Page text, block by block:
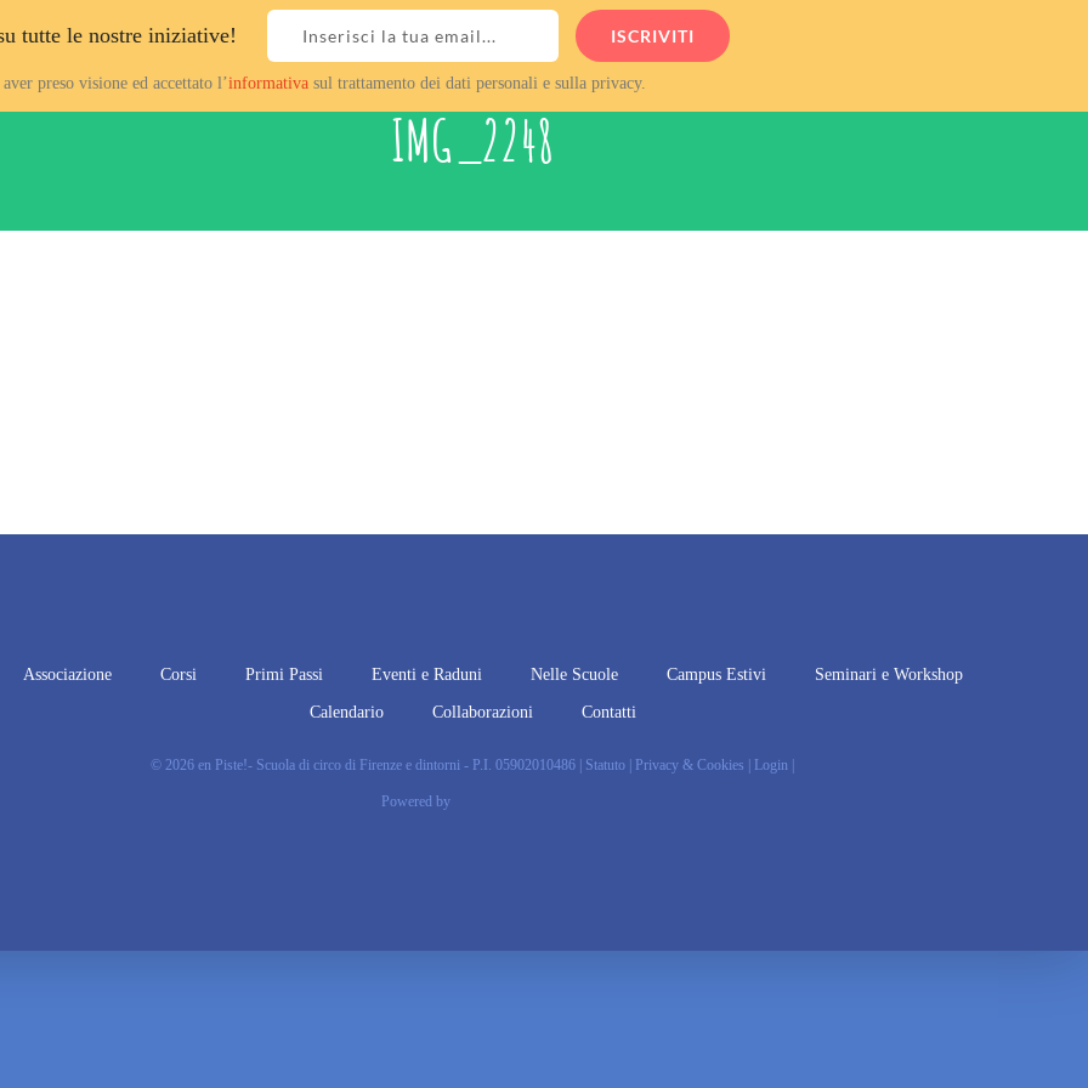
IMG_2248
Associazione Corsi Primi Passi Eventi e Raduni Nelle Scuole Campus Estivi Seminari e Workshop
Calendario Collaborazioni Contatti
© 2026 en Piste!- Scuola di circo di Firenze e dintorni - P.I. 05902010486 | Statuto Privacy & Cookies Login
Powered by
tutte le nostre iniziative!
preso visione ed accettato l’informativa sul trattamento dei dati personali e sulla privacy.